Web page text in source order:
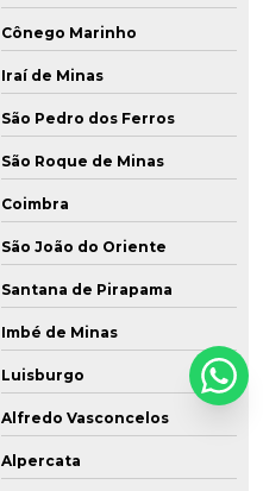
Cônego Marinho
Iraí de Minas
São Pedro dos Ferros
São Roque de Minas
Coimbra
São João do Oriente
Santana de Pirapama
Imbé de Minas
Luisburgo
Alfredo Vasconcelos
Alpercata